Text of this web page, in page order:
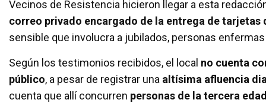
ce
b
o
k
tt
er
at
s
p
p
ail m
p
ar
tir
Vecinos de Resistencia hicieron llegar a esta
correo privado encargado de la entrega de tarjetas
sensible que involucra a jubilados, personas
Según los testimonios recibidos, el local no cuenta
público, a pesar de registrar una altísima afluencia
cuenta que allí concurren personas de la tercera